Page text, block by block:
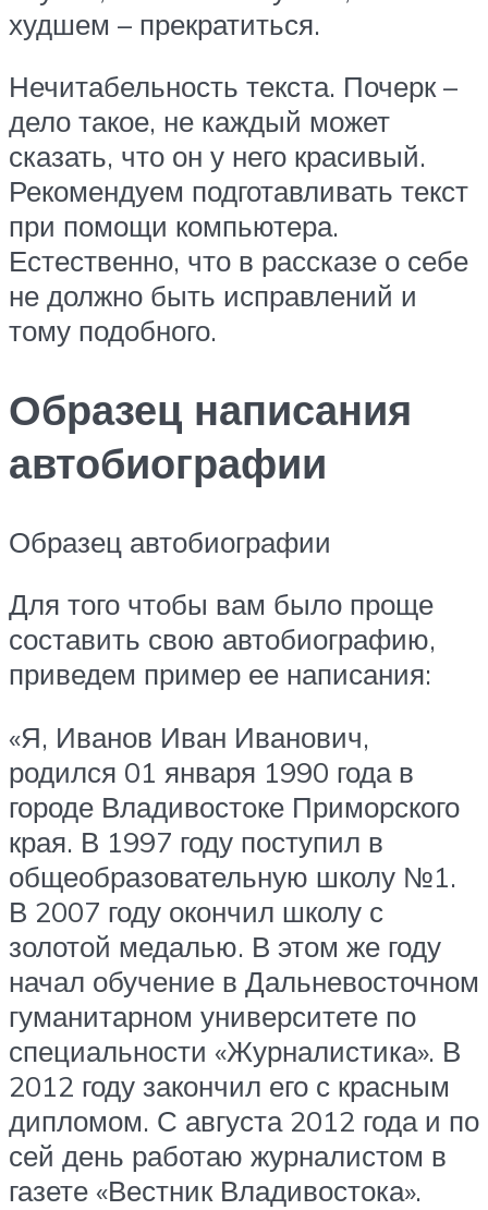
худшем – прекратиться.
Нечитабельность текста. Почерк –
дело такое, не каждый может
сказать, что он у него красивый.
Рекомендуем подготавливать текст
при помощи компьютера.
Естественно, что в рассказе о себе
не должно быть исправлений и
тому подобного.
Образец написания
автобиографии
Образец автобиографии
Для того чтобы вам было проще
составить свою автобиографию,
приведем пример ее написания:
«Я, Иванов Иван Иванович,
родился 01 января 1990 года в
городе Владивостоке Приморского
края. В 1997 году поступил в
общеобразовательную школу №1.
В 2007 году окончил школу с
золотой медалью. В этом же году
начал обучение в Дальневосточном
гуманитарном университете по
специальности «Журналистика». В
2012 году закончил его с красным
дипломом. С августа 2012 года и по
сей день работаю журналистом в
газете «Вестник Владивостока».